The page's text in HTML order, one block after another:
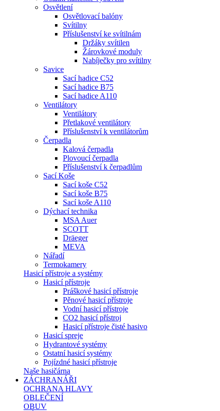
Osvětlení
Osvětlovací balóny
Svítilny
Příslušenství ke svítilnám
Držáky svítilen
Žárovkové moduly
Nabíječky pro svítilny
Savice
Sací hadice C52
Sací hadice B75
Sací hadice A110
Ventilátory
Ventilátory
Přetlakové ventilátory
Příslušenství k ventilátorům
Čerpadla
Kalová čerpadla
Plovoucí čerpadla
Příslušenství k čerpadlům
Sací Koše
Sací koše C52
Sací koše B75
Sací koše A110
Dýchací technika
MSA Auer
SCOTT
Dräeger
MEVA
Nářadí
Termokamery
Hasicí přístroje a systémy
Hasicí přístroje
Práškové hasicí přístroje
Pěnové hasicí přístroje
Vodní hasicí přístroje
CO2 hasicí přístroj
Hasicí přístroje čisté hasivo
Hasicí spreje
Hydrantové systémy
Ostatní hasicí systémy
Pojízdné hasicí přístroje
Naše hasičárna
ZÁCHRANÁŘI
OCHRANA HLAVY
OBLEČENÍ
OBUV